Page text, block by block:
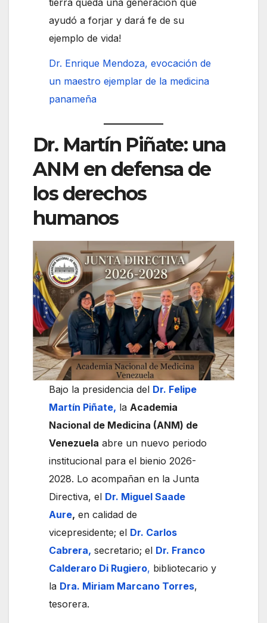
ayudó a forjar y dará fe de su
ejemplo de vida!
Dr. Enrique Mendoza, evocación de
un maestro ejemplar de la medicina
panameña
Dr. Martín Piñate: una
ANM en defensa de
los derechos
humanos
Bajo la presidencia del Dr. Felipe
Martín Piñate, laAcademia
Nacional de Medicina (ANM) de
Venezuela abre un nuevo periodo
institucional para el bienio 2026-
2028. Lo acompañan en la Junta
Directiva, el Dr. Miguel Saade
Aure, en calidad de
vicepresidente; el Dr. Carlos
Cabrera, secretario; el Dr. Franco
Calderaro Di Rugiero, bibliotecario y
la Dra. Miriam Marcano Torres,
tesorera.